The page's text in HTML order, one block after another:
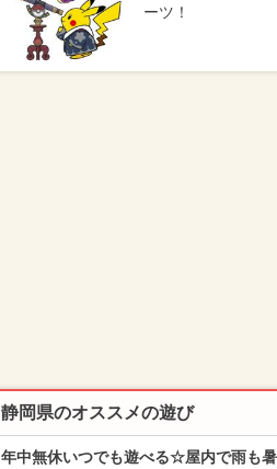
ーツ！
静岡県のオススメの遊び
年中無休いつでも遊べる☆屋内で雨も